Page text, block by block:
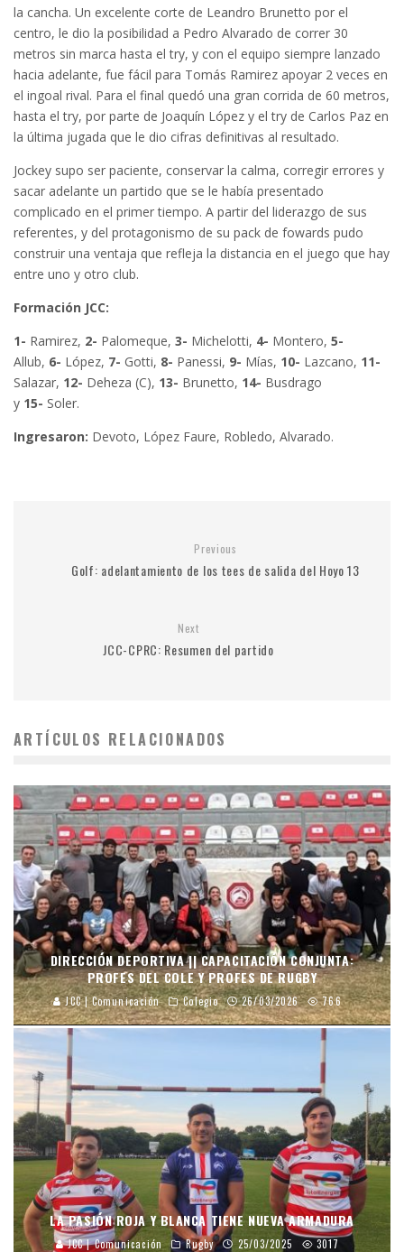
la cancha. Un excelente corte de Leandro Brunetto por el
centro, le dio la posibilidad a Pedro Alvarado de correr 30
metros sin marca hasta el try, y con el equipo siempre lanzado
hacia adelante, fue fácil para Tomás Ramirez apoyar 2 veces en
el ingoal rival. Para el final quedó una gran corrida de 60 metros,
hasta el try, por parte de Joaquín López y el try de Carlos Paz en
la última jugada que le dio cifras definitivas al resultado.
Jockey supo ser paciente, conservar la calma, corregir errores y
sacar adelante un partido que se le había presentado
complicado en el primer tiempo. A partir del liderazgo de sus
referentes, y del protagonismo de su pack de fowards pudo
construir una ventaja que refleja la distancia en el juego que hay
entre uno y otro club.
Formación JCC:
1- Ramirez, 2- Palomeque, 3- Michelotti, 4- Montero, 5-
Allub, 6- López, 7- Gotti, 8- Panessi, 9- Mías, 10- Lazcano, 11-
Salazar, 12- Deheza (C), 13- Brunetto, 14- Busdrago
y 15- Soler.
Ingresaron: Devoto, López Faure, Robledo, Alvarado.
Previous
Golf: adelantamiento de los tees de salida del Hoyo 13
Next
JCC-CPRC: Resumen del partido
ARTÍCULOS RELACIONADOS
DIRECCIÓN DEPORTIVA || CAPACITACIÓN CONJUNTA:
PROFES DEL COLE Y PROFES DE RUGBY
JCC | Comunicación Colegio 26/03/2026 766
LA PASIÓN ROJA Y BLANCA TIENE NUEVA ARMADURA
JCC | Comunicación Rugby 25/03/2025 3017